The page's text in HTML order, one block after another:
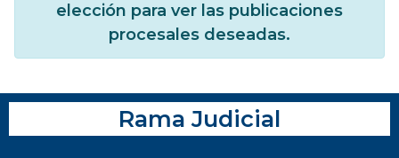
elección para ver las publicaciones
procesales deseadas.
Rama Judicial